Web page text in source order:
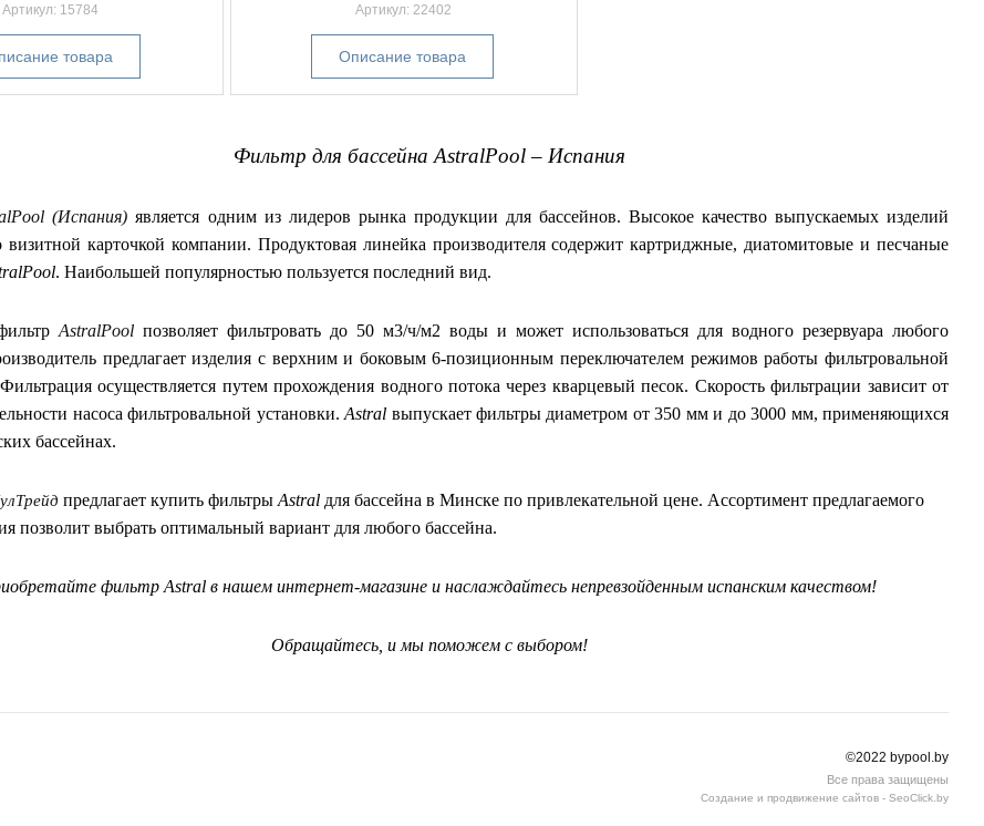
Артикул: 15784
товара
Артикул: 22402
Описание товара
Фильтр для бассейна AstralPool – Испания
(Испания) является одним из лидеров рынка продукции для бассейнов. Высокое качество выпускаемых изделий
визитной карточкой компании. Продуктовая линейка производителя содержит картриджные, диатомитовые и песчаные
. Наибольшей популярностью пользуется последний вид.
AstralPool позволяет фильтровать до 50 м3/ч/м2 воды и может использоваться для водного резервуара любого
предлагает изделия с верхним и боковым 6-позиционным переключателем режимов работы фильтровальной
осуществляется путем прохождения водного потока через кварцевый песок. Скорость фильтрации зависит от
насоса фильтровальной установки.Astral выпускает фильтры диаметром от 350 мм и до 3000 мм, применяющихся
бассейнах.
предлагает купить фильтрыAstral для бассейна в Минске по привлекательной цене. Ассортимент предлагаемого
позволит выбрать оптимальный вариант для любого бассейна.
фильтр Astral в нашем интернет-магазине и наслаждайтесь непревзойденным испанским качеством!
Обращайтесь, и мы поможем с выбором!
©2022 bypool.by
Все права защищены
Создание и продвижение сайтов - SeoClick.by